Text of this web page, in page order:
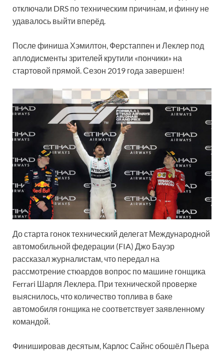
отключали DRS по техническим причинам, и финну не
удавалось выйти вперёд.
После финиша Хэмилтон, Ферстаппен и Леклер под
аплодисменты зрителей крутили «пончики» на
стартовой прямой. Сезон 2019 года завершен!
До старта гонок технический делегат Международной
автомобильной федерации (FIA) Джо Бауэр
рассказал журналистам, что передал на
рассмотрение стюардов вопрос по машине гонщика
Ferrari Шарля Леклера. При технической проверке
выяснилось, что количество топлива в баке
автомобиля гонщика не соответствует заявленному
командой.
Финишировав десятым, Карлос Сайнс обошёл Пьера